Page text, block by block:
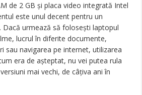
de 2 GB și placa video integrată Intel
este unul decent pentru un
urmează să folosești laptopul
lucrul în diferite documente,
sau navigarea pe internet, utilizarea
era de așteptat, nu vei putea rula
mai vechi, de câțiva ani în